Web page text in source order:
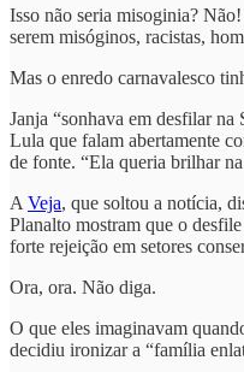
Isso não seria misoginia?
serem misóginos, racistas,
Mas o enredo carnavalesco
Janja “sonhava em desfilar na
Lula que falam abertamente
de fonte. “Ela queria brilhar
A Veja, que soltou a notícia,
Planalto mostram que o
forte rejeição em setores
Ora, ora. Não diga.
O que eles imaginavam
decidiu ironizar a “família